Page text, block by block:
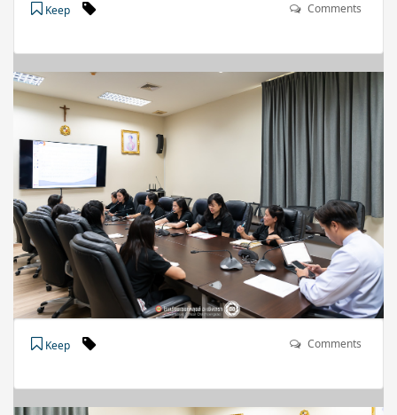
Keep Comments
Keep Comments